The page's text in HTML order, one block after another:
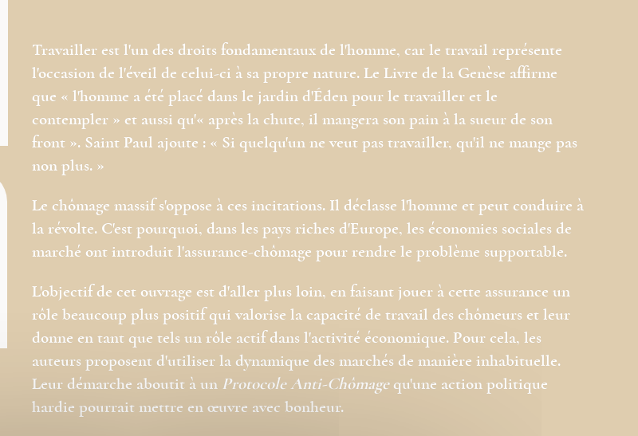
Travailler est l'un des droits fondamentaux de l'homme, car le travail représente
l'occasion de l'éveil de celui-ci à sa propre nature. Le Livre de la Genèse affirme
que « l'homme a été placé dans le jardin d'Éden pour le travailler et le
contempler » et aussi qu'« après la chute, il mangera son pain à la sueur de son
front ». Saint Paul ajoute : « Si quelqu'un ne veut pas travailler, qu'il ne mange pas
non plus. »
Le chômage massif s'oppose à ces incitations. Il déclasse l'homme et peut conduire à
la révolte. C'est pourquoi, dans les pays riches d'Europe, les économies sociales de
marché ont introduit l'assurance-chômage pour rendre le problème supportable.
L'objectif de cet ouvrage est d'aller plus loin, en faisant jouer à cette assurance un
rôle beaucoup plus positif qui valorise la capacité de travail des chômeurs et leur
donne en tant que tels un rôle actif dans l'activité économique. Pour cela, les
auteurs proposent d'utiliser la dynamique des marchés de manière inhabituelle.
Leur démarche aboutit à un ProtocoleAnti-Chômagequ'une action politique
hardie pourrait mettre en œuvre avec bonheur.